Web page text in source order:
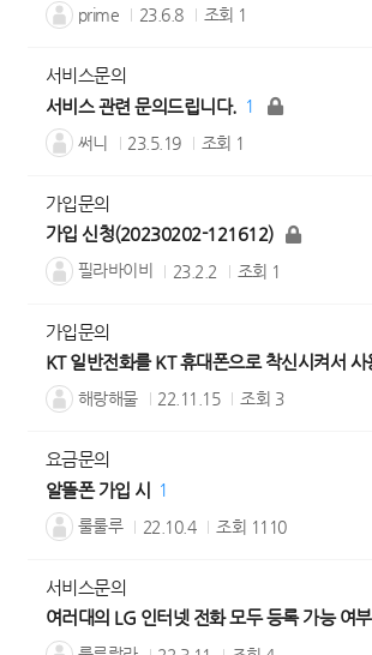
prime 23.6.8 조회 1
서비스문의
서비스 관련 문의드립니다. 1
써니 23.5.19 조회 1
가입문의
가입 신청(20230202-121612)
필라바이비 23.2.2 조회 1
가입문의
해랑해물 22.11.15 조회 3
요금문의
알뜰폰 가입 시
1
룰룰루 22.10.4 조회 1110
서비스문의
여러대의 LG 인터넷 전화 모두 등록 가능 여부